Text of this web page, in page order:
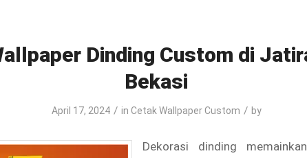
Dinding Custom di
Bekasi
April 17, 2024 / in Cetak Wallpaper Custom / by
Dekorasi dinding